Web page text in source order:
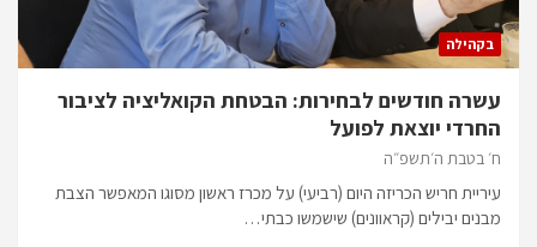
בקהילה
עשרה חודשים לבחירות: הבטחת הקואליציה לציבור
החרדי יוצאת לפועל
ח׳ בטבת ה׳תשפ״ה
עיריית חריש הכריזה היום (רביעי) על מכרז ראשון מסוגו המאפשר הצבת
מבנים יבילים (קראוונים) שישמשו כבתי…